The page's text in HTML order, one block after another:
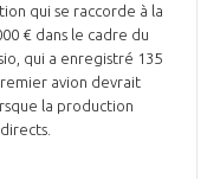
qui se raccorde à la
€ dans le cadre du
qui a enregistré 135
avion devrait
la production